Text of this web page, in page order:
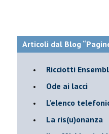
Articoli dal Blog
​Ricciotti
Ode ai lacci
​L’elenco
​La ris(u)onanza